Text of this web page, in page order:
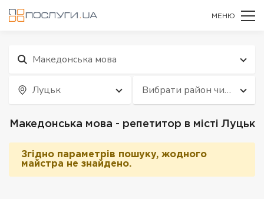
МЕНЮ
Македонська мова
Луцьк Вибрати район чи
квартал
Македонська мова - репетитор в місті Луцьк
Згідно параметрів пошуку, жодного
майстра не знайдено.